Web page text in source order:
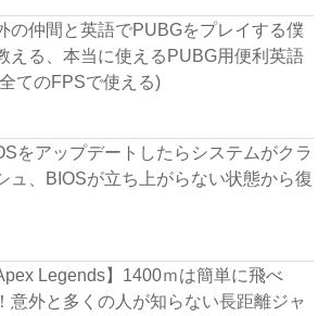
の仲間と英語でPUBGをプレイする僕
える、本当に使えるPUBG用便利英語
てのFPSで使える)
をアップデートしたらシステムがクラ
ュ、BIOSが立ち上がらない状態から復
Apex Legends】1400ｍは簡単に飛べ
意外と多くの人が知らない長距離ジャ